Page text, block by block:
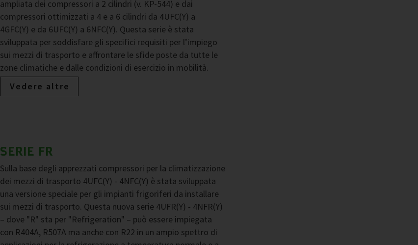
ampliata dei compressori a 2 cilindri (v. KP-544) e dai
compressori ottimizzati a 4 e a 6 cilindri da 4UFC(Y) a
4GFC(Y) e da 6UFC(Y) a 6NFC(Y). Questa serie è stata
sviluppata per soddisfare gli specifici requisiti per l’impiego
sui mezzi di trasporto e affrontare le sfide poste da tutte le
zone climatiche e dalle condizioni di esercizio in mobilità.
Vedere altre
SERIE FR
Sulla base degli apprezzati compressori per la climatizzazione
dei mezzi di trasporto 4UFC(Y) - 4NFC(Y) è stata sviluppata
una versione speciale per gli impianti frigoriferi da installare
sui mezzi di trasporto. Questa nuova serie 4UFR(Y) - 4NFR(Y)
– dove "R" sta per "Refrigeration" – può essere impiegata
con R404A, R507A ma anche con R22 in un ampio spettro di